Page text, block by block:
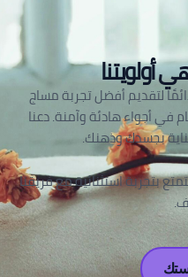
أولويتنا
لتقديم أفضل تجربة مساج
في أجواء هادئة وآمنة. دعنا
بجسدك وذهنك.
بتجربة استثنائية مع فريقنا